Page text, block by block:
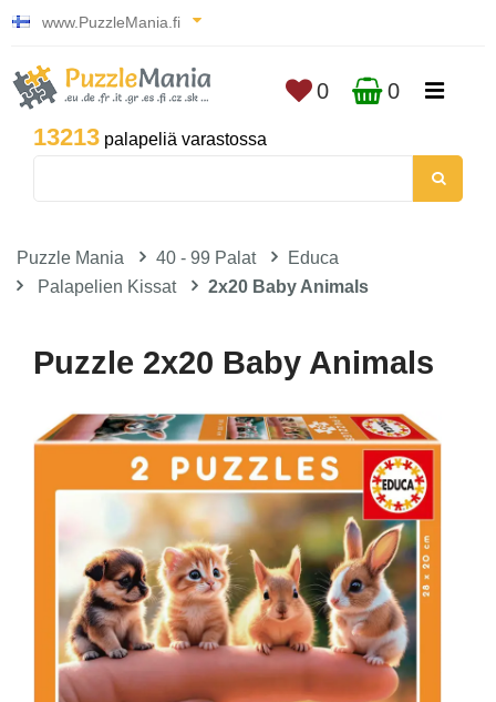
www.PuzzleMania.fi
13213 palapeliä varastossa
0 0
Puzzle Mania 40 - 99 Palat
Educa
Palapelien Kissat
2x20 Baby Animals
Puzzle 2x20 Baby Animals